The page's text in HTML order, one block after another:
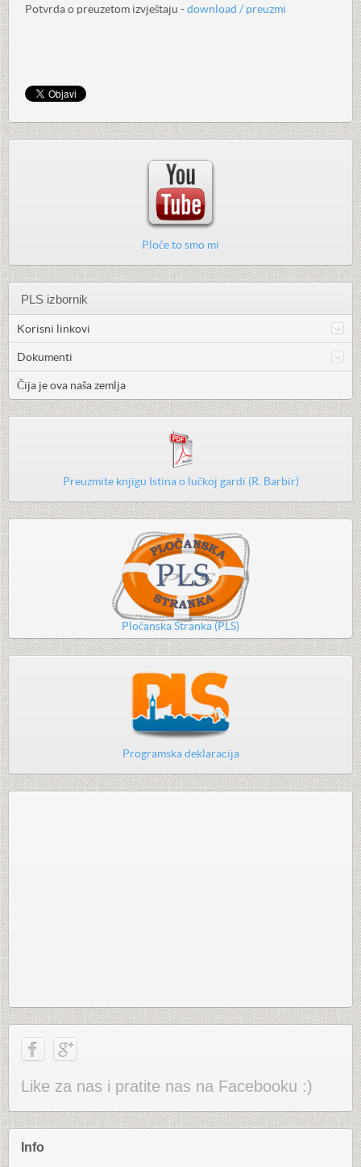
Potvrda o preuzetom izvještaju -download / preuzmi
Ploče to smo mi
PLS izbornik
Korisni linkovi
Dokumenti
Čija je ova naša zemlja
Preuzmite knjigu Istina o lučkoj gardi (R. Barbir)
Pločanska Stranka (PLS)
Programska deklaracija
Like za nas i pratite nas na Facebooku :)
Info